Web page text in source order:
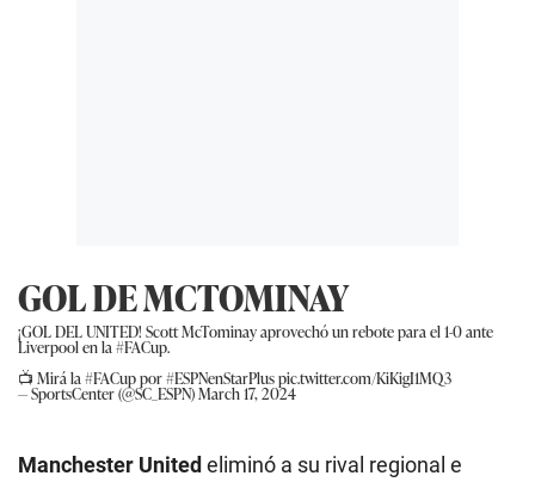
GOL DE MCTOMINAY
¡GOL DEL UNITED! Scott McTominay aprovechó un rebote para el 1-0 ante
Liverpool en la #FACup.
📺 Mirá la #FACuppor#ESPNenStarPluspic.twitter.com/KiKigI1MQ3
— SportsCenter (@SC_ESPN)March 17, 2024
Manchester Unitedeliminó a su rival regional e